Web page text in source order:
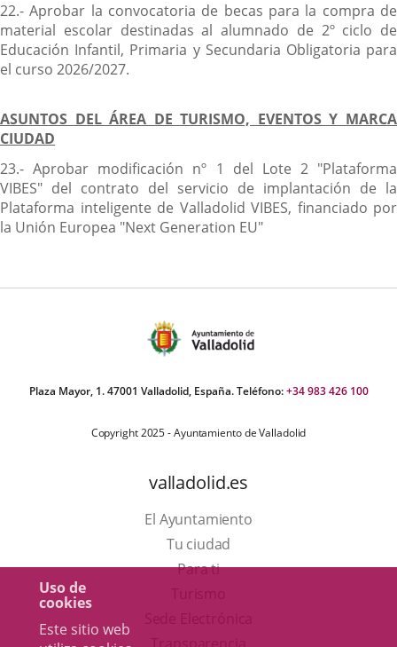
Uso de
cookies
Este sitio web
22.- Aprobar la convocatoria de becas para la compra de
material escolar destinadas al alumnado de 2º ciclo de
Educación Infantil, Primaria y Secundaria Obligatoria para
el curso 2026/2027.
ASUNTOS DEL ÁREA DE TURISMO, EVENTOS Y MARCA
CIUDAD
23.- Aprobar modificación nº 1 del Lote 2 "Plataforma
VIBES" del contrato del servicio de implantación de la
Plataforma inteligente de Valladolid VIBES, financiado por
la Unión Europea "Next Generation EU"
Plaza Mayor, 1. 47001 Valladolid, España. Teléfono:+34 983 426 100
Copyright 2025 - Ayuntamiento de Valladolid
valladolid.es
El Ayuntamiento
Tu ciudad
Para ti